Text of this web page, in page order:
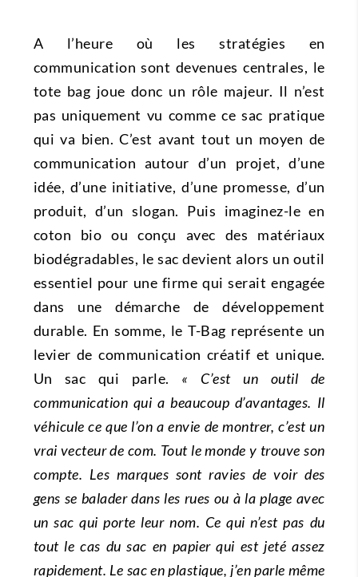
A l’heure où les stratégies en
communication sont devenues centrales, le
tote bag joue donc un rôle majeur. Il n’est
pas uniquement vu comme ce sac pratique
qui va bien. C’est avant tout un moyen de
communication autour d’un projet, d’une
idée, d’une initiative, d’une promesse, d’un
produit, d’un slogan. Puis imaginez-le en
coton bio ou conçu avec des matériaux
biodégradables, le sac devient alors un outil
essentiel pour une firme qui serait engagée
dans une démarche de développement
durable. En somme, le T-Bag représente un
levier de communication créatif et unique.
Un sac qui parle. « C’est un outil de
communication qui a beaucoup d’avantages. Il
véhicule ce que l’on a envie de montrer, c’est un
vrai vecteur de com. Tout le monde y trouve son
compte. Les marques sont ravies de voir des
gens se balader dans les rues ou à la plage avec
un sac qui porte leur nom. Ce qui n’est pas du
tout le cas du sac en papier qui est jeté assez
rapidement. Le sac en plastique, j’en parle même